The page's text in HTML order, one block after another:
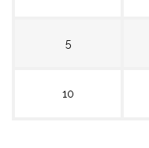
5
10